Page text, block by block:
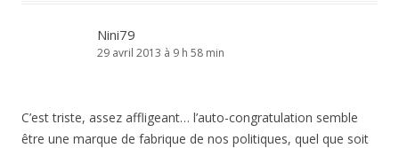
Nini79
29 avril 2013 à 9 h 58 min
C’est triste, assez affligeant… l’auto-congratulation semble
être une marque de fabrique de nos politiques, quel que soit